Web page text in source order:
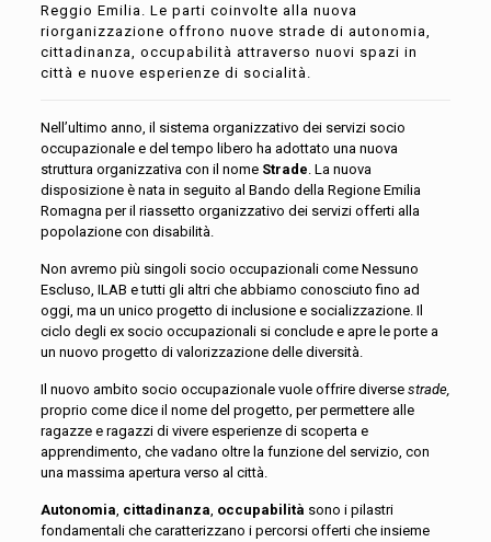
Reggio Emilia. Le parti coinvolte alla nuova
riorganizzazione offrono nuove strade di autonomia,
cittadinanza, occupabilità attraverso nuovi spazi in
città e nuove esperienze di socialità.
Nell’ultimo anno, il sistema organizzativo dei servizi socio
occupazionale e del tempo libero ha adottato una nuova
struttura organizzativa con il nome Strade. La nuova
disposizione è nata in seguito al Bando della Regione Emilia
Romagna per il riassetto organizzativo dei servizi offerti alla
popolazione con disabilità.
Non avremo più singoli socio occupazionali come Nessuno
Escluso, ILAB e tutti gli altri che abbiamo conosciuto fino ad
oggi, ma un unico progetto di inclusione e socializzazione. Il
ciclo degli ex socio occupazionali si conclude e apre le porte a
un nuovo progetto di valorizzazione delle diversità.
Il nuovo ambito socio occupazionale vuole offrire diverse strade,
proprio come dice il nome del progetto, per permettere alle
ragazze e ragazzi di vivere esperienze di scoperta e
apprendimento, che vadano oltre la funzione del servizio, con
una massima apertura verso al città.
Autonomia, cittadinanza, occupabilità sono i pilastri
fondamentali che caratterizzano i percorsi offerti che insieme